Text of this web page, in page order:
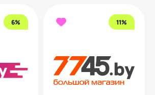
6% 11%